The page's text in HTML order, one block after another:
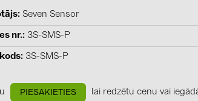
BUDMAT (6)
EVOPIPES (7)
FRONIUS (42)
GoodWe (44)
Seven Sensor
nr. 3S-SMS-P
3S-SMS-P
PIESAKIETIES lai redzētu cenu vai